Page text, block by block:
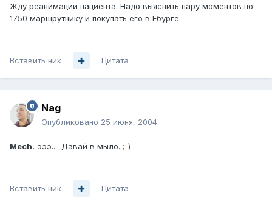
Жду реанимации пациента. Надо выяснить пару моментов по
1750 маршрутнику и покупать его в Ебурге.
Вставить ник Цитата
Nag
Опубликовано 25 июня, 2004
Mech, эээ.... Давай в мыло. ;-)
Вставить ник Цитата